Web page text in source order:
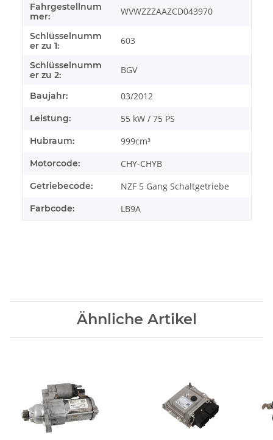
Fahrgestellnum
mer:
WVWZZZAAZCD043970
Schlüsselnumm
er zu 1:
603
Schlüsselnumm
er zu 2:
BGV
Baujahr: 03/2012
Leistung: 55 kW / 75 PS
Hubraum: 999cm³
Motorcode: CHY-CHYB
Getriebecode: NZF 5 Gang Schaltgetriebe
Farbcode: LB9A
Ähnliche Artikel